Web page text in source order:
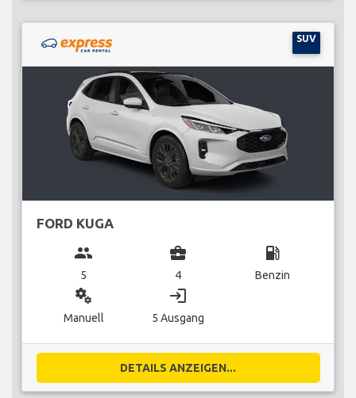
SUV
FORD KUGA
group
5
business_center
4
local_gas_station
Benzin
miscellaneous_services
Manuell
login
5 Ausgang
DETAILS ANZEIGEN...